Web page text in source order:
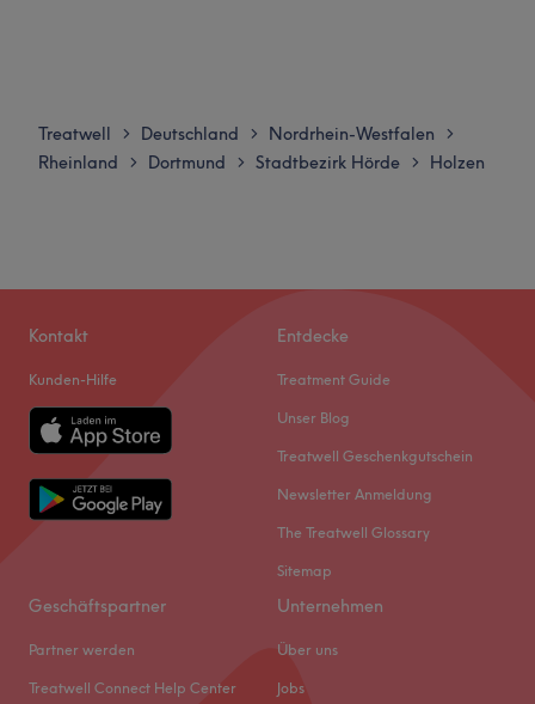
Treatwell > Deutschland > Nordrhein-Westfalen >
Rheinland > Dortmund > Stadtbezirk Hörde > Holzen
Kontakt
Kunden-Hilfe
Entdecke
Treatment Guide
Unser Blog
Treatwell Geschenkgutschein
Newsletter Anmeldung
The Treatwell Glossary
Sitemap
Geschäftspartner
Partner werden
Treatwell Connect Help Center
Unternehmen
Über uns
Jobs